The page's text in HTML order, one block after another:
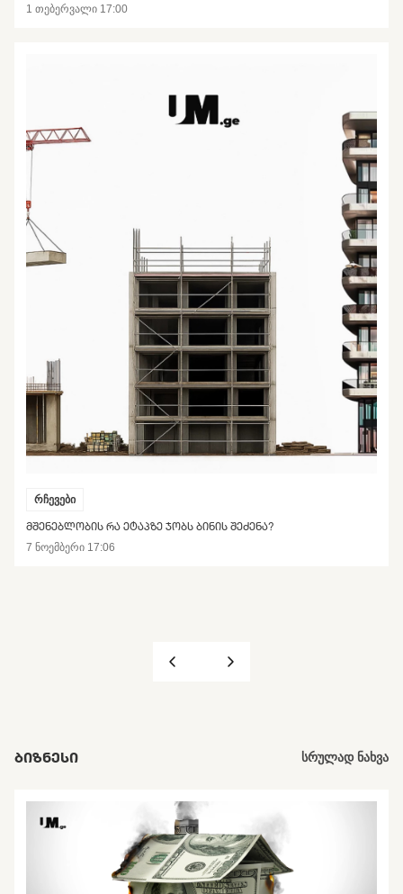
1 თებერვალი 17:00
რჩევები
ᲛᲨᲔᲜᲔᲑᲚᲝᲑᲘᲡ ᲠᲐ ᲔᲢᲐᲞᲖᲔ ᲯᲝᲑᲡ ᲑᲘᲜᲘᲡ ᲨᲔᲫᲔᲜᲐ?
7 ნოემბერი 17:06
ᲑᲘᲖᲜᲔᲡᲘ სრულად ნახვა